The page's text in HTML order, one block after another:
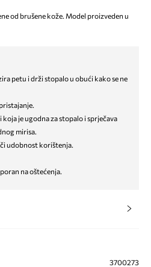
od brušene kože. Model proizveden u
petu i drži stopalo u obući kako se ne
je ugodna za stopalo i sprječava
mirisa.
udobnost korištenja.
na oštećenja.
3700273